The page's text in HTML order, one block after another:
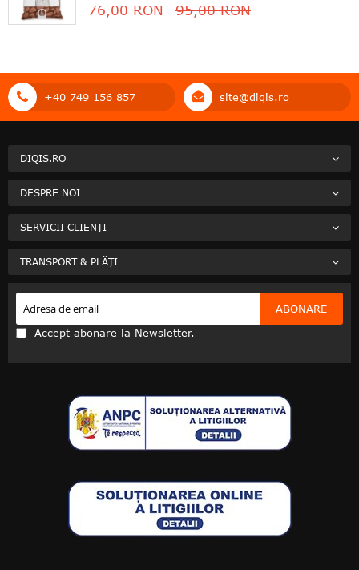
76,00 RON 95,00 RON
+40 749 156 857 site@diqis.ro
DIQIS.RO
DESPRE NOI
SERVICII CLIENȚI
TRANSPORT & PLĂȚI
ABONARE
Accept abonare la Newsletter.